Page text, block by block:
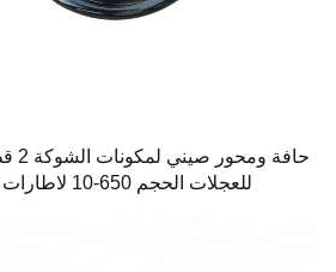
للعجلات الحجم 650-10 لاطارات شاحنة الشوكة